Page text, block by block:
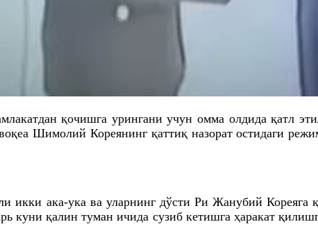
қочишга урингани учун омма олдида қатл
Шимолий Кореянинг қаттиқ назорат остидаги
икки ака-ука ва уларнинг дўсти Ри Жанубий Кореяга
куни қалин туман ичида сузибкетишга ҳаракат